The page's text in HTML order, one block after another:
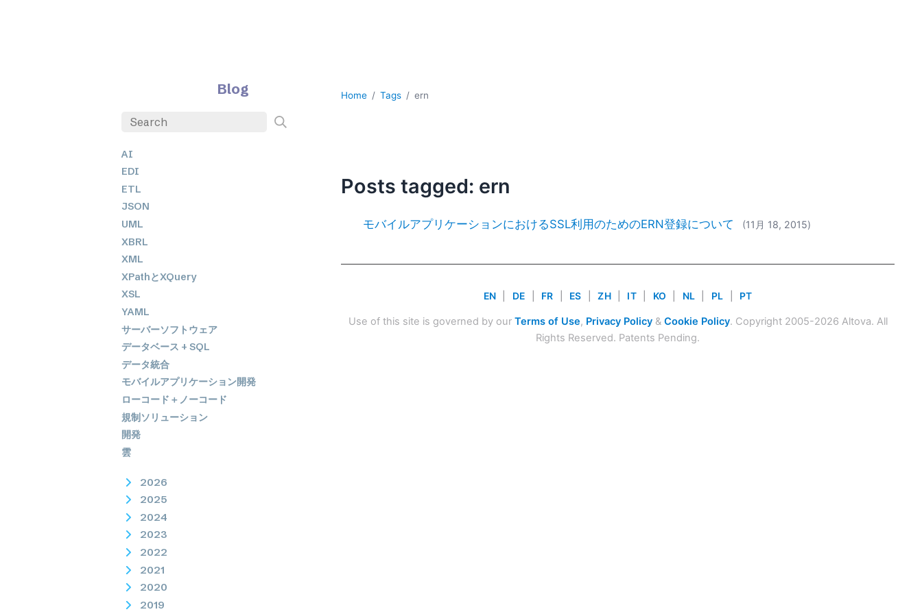
Blog
AI
EDI
ETL
JSON
UML
XBRL
XML
XPathとXQuery
XSL
YAML
サーバーソフトウェア
データベース + SQL
データ統合
モバイルアプリケーション開発
ローコード＋ノーコード
規制ソリューション
開発
雲
2026
2025
2024
2023
2022
2021
2020
2019
Home Tags ern
Posts tagged: ern
モバイルアプリケーションにおけるSSL利用のためのERN登録について (11月 18, 2015)
EN DE FR ES ZH IT KO NL PL PT
Use of this site is governed by our Terms of Use, Privacy Policy& Cookie Policy. Copyright 2005-2026 Altova. All
Rights Reserved. Patents Pending.